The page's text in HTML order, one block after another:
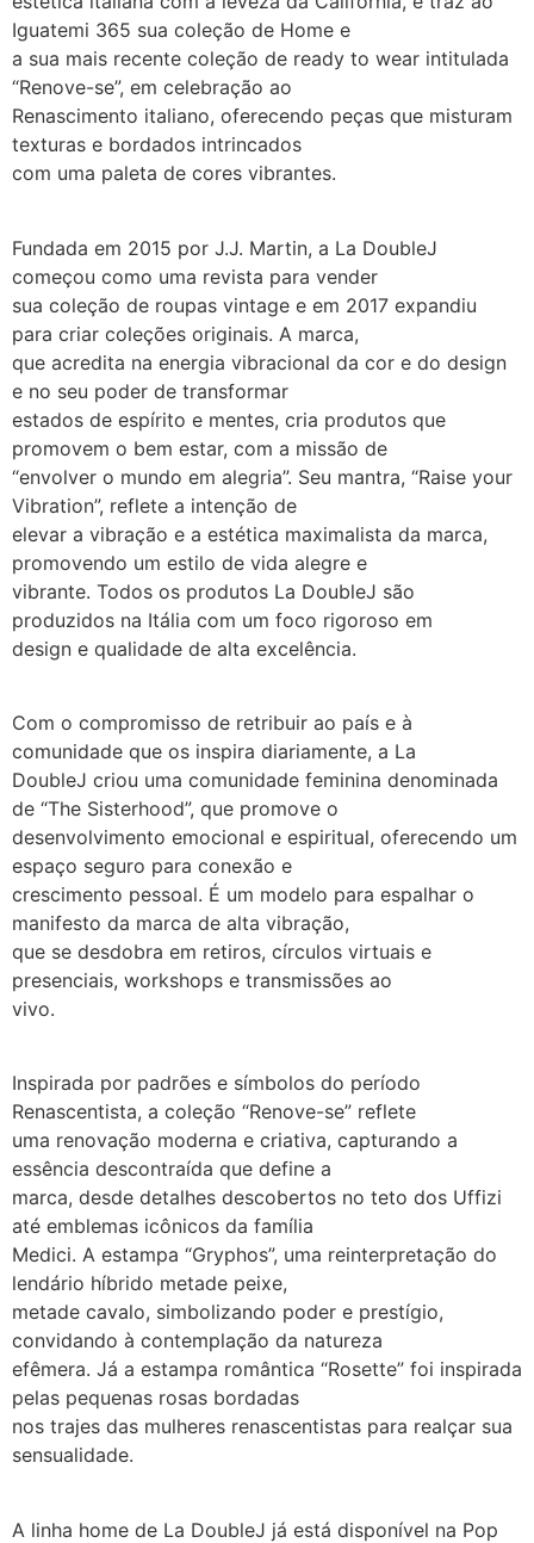
Iguatemi 365 sua coleção de Home e
a sua mais recente coleção de ready to wear intitulada
“Renove-se”, em celebração ao
Renascimento italiano, oferecendo peças que misturam
texturas e bordados intrincados
com uma paleta de cores vibrantes.
Fundada em 2015 por J.J. Martin, a La DoubleJ
começou como uma revista para vender
sua coleção de roupas vintage e em 2017 expandiu
para criar coleções originais. A marca,
que acredita na energia vibracional da cor e do design
e no seu poder de transformar
estados de espírito e mentes, cria produtos que
promovem o bem estar, com a missão de
“envolver o mundo em alegria”. Seu mantra, “Raise your
Vibration”, reflete a intenção de
elevar a vibração e a estética maximalista da marca,
promovendo um estilo de vida alegre e
vibrante. Todos os produtos La DoubleJ são
produzidos na Itália com um foco rigoroso em
design e qualidade de alta excelência.
Com o compromisso de retribuir ao país e à
comunidade que os inspira diariamente, a La
DoubleJ criou uma comunidade feminina denominada
de “The Sisterhood”, que promove o
desenvolvimento emocional e espiritual, oferecendo um
espaço seguro para conexão e
crescimento pessoal. É um modelo para espalhar o
manifesto da marca de alta vibração,
que se desdobra em retiros, círculos virtuais e
presenciais, workshops e transmissões ao
vivo.
Inspirada por padrões e símbolos do período
Renascentista, a coleção “Renove-se” reflete
uma renovação moderna e criativa, capturando a
essência descontraída que define a
marca, desde detalhes descobertos no teto dos Uffizi
até emblemas icônicos da família
Medici. A estampa “Gryphos”, uma reinterpretação do
lendário híbrido metade peixe,
metade cavalo, simbolizando poder e prestígio,
convidando à contemplação da natureza
efêmera. Já a estampa romântica “Rosette” foi inspirada
pelas pequenas rosas bordadas
nos trajes das mulheres renascentistas para realçar sua
sensualidade.
A linha home de La DoubleJ já está disponível na Pop